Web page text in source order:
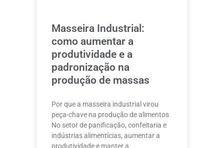
Masseira Industrial:
como aumentar a
produtividade e a
padronização na
produção de massas
Por que a masseira industrial virou
peça-chave na produção de alimentos
No setor de panificação, confeitaria e
indústrias alimentícias, aumentar a
produtividade e manter a